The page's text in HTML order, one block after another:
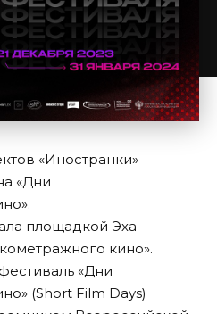
«Иностранки»
«Дни
площадкой Эха
кино».
«Дни
(Short Film Days)